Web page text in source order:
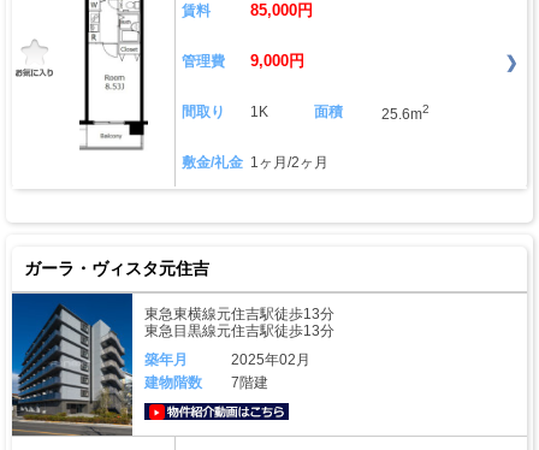
賃料 85,000円
管理費 9,000円
間取り 1K 面積 25.6m2
敷金/礼金 1ヶ月/2ヶ月
ガーラ・ヴィスタ元住吉
東急東横線元住吉駅徒歩13分
東急目黒線元住吉駅徒歩13分
築年月
2025年02月
建物階数
7階建